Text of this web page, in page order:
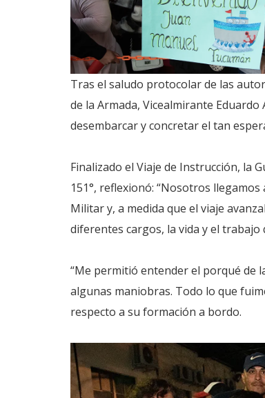
Tras el saludo protocolar de las
de la Armada, Vicealmirante
desembarcar y concretar el tan
Finalizado el Viaje de Instrucción, la
151°, reflexionó: “Nosotros
Militar y, a medida que el viaje
diferentes cargos, la vida y el trabajo
“Me permitió entender el porqué de
algunas maniobras. Todo lo que
respecto a su formación a bordo.